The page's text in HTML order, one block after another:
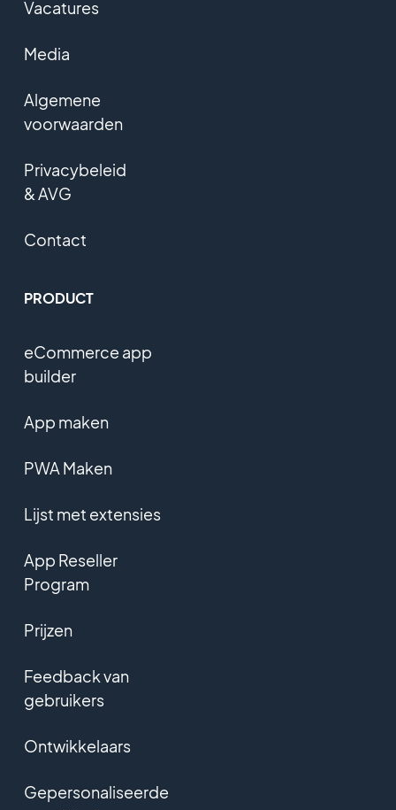
Vacatures
Media
Algemene
voorwaarden
Privacybeleid
& AVG
Contact
PRODUCT
eCommerce app
builder
App maken
PWA Maken
Lijst met extensies
App Reseller
Program
Prijzen
Feedback van
gebruikers
Ontwikkelaars
Gepersonaliseerde